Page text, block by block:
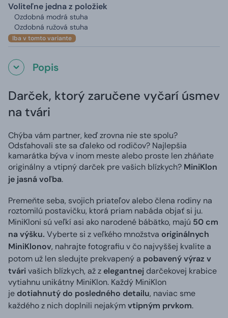
Voliteľne jedna z položiek
Ozdobná modrá stuha
Ozdobná ružová stuha
Iba v tomto variante
Popis
Darček, ktorý zaručene vyčarí úsmev
na tvári
Chýba vám partner, keď zrovna nie ste spolu?
Odsťahovali ste sa ďaleko od rodičov? Najlepšia
kamarátka býva v inom meste alebo proste len zháňate
originálny a vtipný darček pre vašich blízkych? MiniKlon
je jasná voľba.
Premeňte seba, svojich priateľov alebo člena rodiny na
roztomilú postavičku, ktorá priam nabáda objať si ju.
MiniKloni sú veľkí asi ako narodené bábätko, majú 50 cm
na výšku. Vyberte si z veľkého množstva originálnych
MiniKlonov, nahrajte fotografiu v čo najvyššej kvalite a
potom už len sledujte prekvapený a pobavený výraz v
tvárivašich blízkych, až z elegantnej darčekovej krabice
vytiahnu unikátny MiniKlon. Každý MiniKlon
je dotiahnutý do posledného detailu, naviac sme
každého z nich doplnili nejakýmvtipným prvkom.